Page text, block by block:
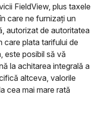
FieldView, plus taxele
care ne furnizați un
autorizat de autoritatea
plata tarifului de
este posibil să vă
la achitarea integrală a
altceva, valorile
cea mai mare rată